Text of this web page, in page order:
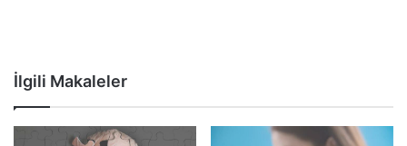
İlgili Makaleler